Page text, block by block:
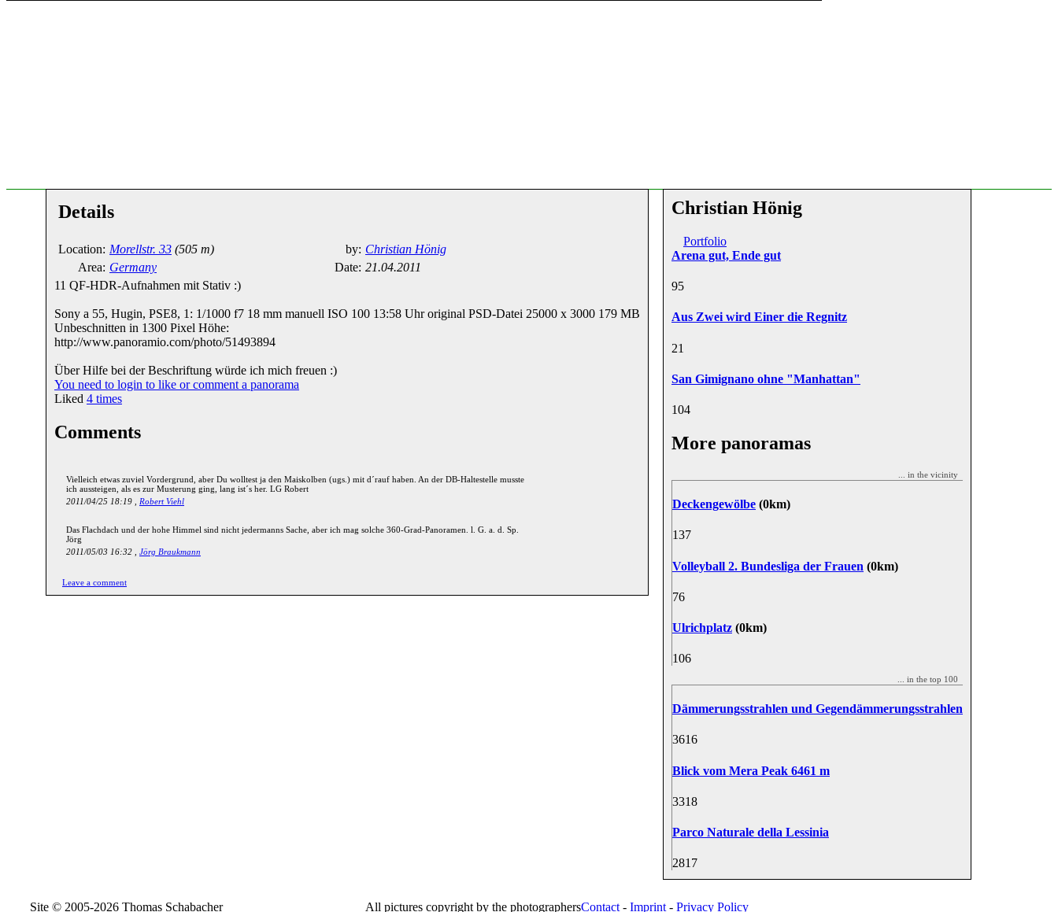
Details
Location: Morellstr. 33 (505 m) by: Christian Hönig
Area: Germany Date: 21.04.2011
11 QF-HDR-Aufnahmen mit Stativ :)
Sony a 55, Hugin, PSE8, 1: 1/1000 f7 18 mm manuell ISO 100 13:58 Uhr original PSD-Datei 25000 x 3000 179 MB
Unbeschnitten in 1300 Pixel Höhe:
http://www.panoramio.com/photo/51493894
Über Hilfe bei der Beschriftung würde ich mich freuen :)
You need to login to like or comment a panorama
Liked 4 times
Comments
Vielleich etwas zuviel Vordergrund, aber Du wolltest ja den Maiskolben (ugs.) mit d´rauf haben. An der DB-Haltestelle musste
ich aussteigen, als es zur Musterung ging, lang ist´s her. LG Robert
2011/04/25 18:19 , Robert Viehl
Das Flachdach und der hohe Himmel sind nicht jedermanns Sache, aber ich mag solche 360-Grad-Panoramen. l. G. a. d. Sp.
Jörg
2011/05/03 16:32 , Jörg Braukmann
Leave a comment
Christian Hönig
Portfolio
Arena gut, Ende gut
95
Aus Zwei wird Einer die Regnitz
21
San Gimignano ohne "Manhattan"
104
More panoramas
... in the vicinity
Deckengewölbe (0km)
137
Volleyball 2. Bundesliga der Frauen (0km)
76
Ulrichplatz (0km)
106
... in the top 100
Dämmerungsstrahlen und Gegendämmerungsstrahlen
3616
Blick vom Mera Peak 6461 m
3318
Parco Naturale della Lessinia
2817
Site © 2005-2026 Thomas Schabacher All pictures copyright by the photographersContact - Imprint - Privacy Policy